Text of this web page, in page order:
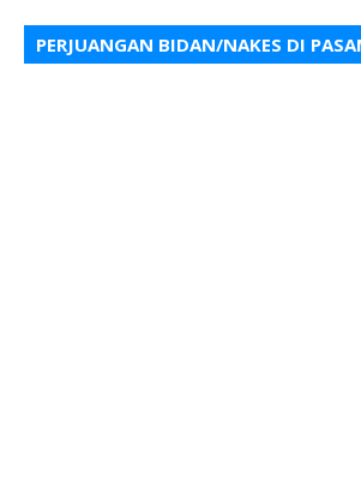
PERJUANGAN BIDAN/NAKES DI